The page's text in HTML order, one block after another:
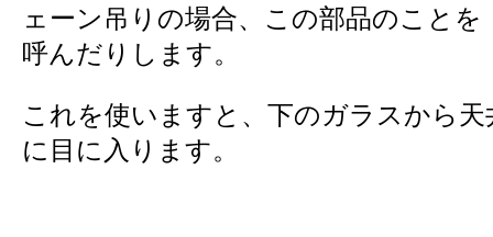
ェーン吊りの場合、この部品のこと
呼んだりします。
これを使いますと、下のガラスから
に目に入ります。